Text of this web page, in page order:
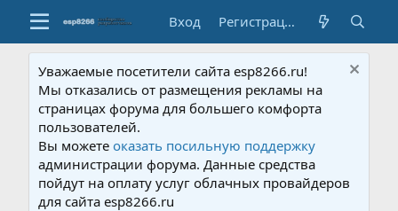
Вход Регистрация
Уважаемые посетители сайта esp8266.ru!
Мы отказались от размещения рекламы на
страницах форума для большего комфорта
пользователей.
Вы можетеоказать посильную поддержку
администрации форума. Данные средства
пойдут на оплату услуг облачных провайдеров
для сайта esp8266.ru